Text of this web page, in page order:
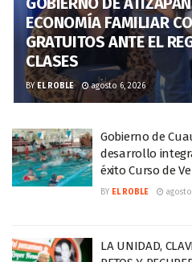
ECONOMÍA FAMILIAR
GRATUITOS ANTE EL
CLASES
BY EL ROBLE agosto 6, 2026
Gobierno de
desarrollo
éxito Curso de
BY EL ROBLE
LA UNIDAD,